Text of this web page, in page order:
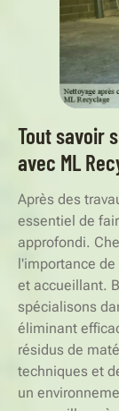
Tout savoir
avec ML
Après des
essentiel de
approfondi.
l'importance
et accueillant.
spécialisons
éliminant
résidus de
techniques et
un